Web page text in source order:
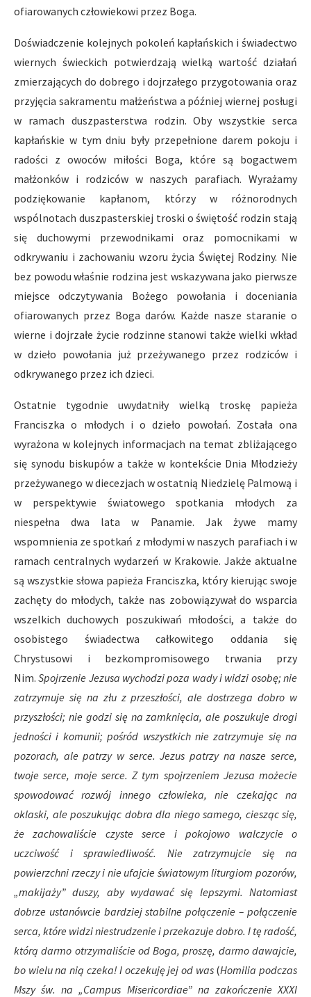
ofiarowanych człowiekowi przez Boga.
Doświadczenie kolejnych pokoleń kapłańskich i świadectwo
wiernych świeckich potwierdzają wielką wartość działań
zmierzających do dobrego i dojrzałego przygotowania oraz
przyjęcia sakramentu małżeństwa a później wiernej posługi
w ramach duszpasterstwa rodzin. Oby wszystkie serca
kapłańskie w tym dniu były przepełnione darem pokoju i
radości z owoców miłości Boga, które są bogactwem
małżonków i rodziców w naszych parafiach. Wyrażamy
podziękowanie kapłanom, którzy w różnorodnych
wspólnotach duszpasterskiej troski o świętość rodzin stają
się duchowymi przewodnikami oraz pomocnikami w
odkrywaniu i zachowaniu wzoru życia Świętej Rodziny. Nie
bez powodu właśnie rodzina jest wskazywana jako pierwsze
miejsce odczytywania Bożego powołania i doceniania
ofiarowanych przez Boga darów. Każde nasze staranie o
wierne i dojrzałe życie rodzinne stanowi także wielki wkład
w dzieło powołania już przeżywanego przez rodziców i
odkrywanego przez ich dzieci.
Ostatnie tygodnie uwydatniły wielką troskę papieża
Franciszka o młodych i o dzieło powołań. Została ona
wyrażona w kolejnych informacjach na temat zbliżającego
się synodu biskupów a także w kontekście Dnia Młodzieży
przeżywanego w diecezjach w ostatnią Niedzielę Palmową i
w perspektywie światowego spotkania młodych za
niespełna dwa lata w Panamie. Jak żywe mamy
wspomnienia ze spotkań z młodymi w naszych parafiach i w
ramach centralnych wydarzeń w Krakowie. Jakże aktualne
są wszystkie słowa papieża Franciszka, który kierując swoje
zachęty do młodych, także nas zobowiązywał do wsparcia
wszelkich duchowych poszukiwań młodości, a także do
osobistego świadectwa całkowitego oddania się
Chrystusowi i bezkompromisowego trwania przy
Nim.Spojrzenie Jezusa wychodzi poza wady i widzi osobę; nie
zatrzymuje się na złu z przeszłości, ale dostrzega dobro w
przyszłości; nie godzi się na zamknięcia, ale poszukuje drogi
jedności i komunii; pośród wszystkich nie zatrzymuje się na
pozorach, ale patrzy w serce. Jezus patrzy na nasze serce,
twoje serce, moje serce. Z tym spojrzeniem Jezusa możecie
spowodować rozwój innego człowieka, nie czekając na
oklaski, ale poszukując dobra dla niego samego, ciesząc się,
że zachowaliście czyste serce i pokojowo walczycie o
uczciwość i sprawiedliwość. Nie zatrzymujcie się na
powierzchni rzeczy i nie ufajcie światowym liturgiom pozorów,
„makijaży” duszy, aby wydawać się lepszymi. Natomiast
dobrze ustanówcie bardziej stabilne połączenie – połączenie
serca, które widzi niestrudzenie i przekazuje dobro. I tę radość,
którą darmo otrzymaliście od Boga, proszę, darmo dawajcie,
bo wielu na nią czeka! I oczekuję jej od was (Homilia podczas
Mszy św. na „Campus Misericordiae” na zakończenie XXXI